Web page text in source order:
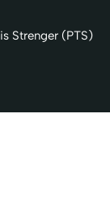
Strenger (PTS)